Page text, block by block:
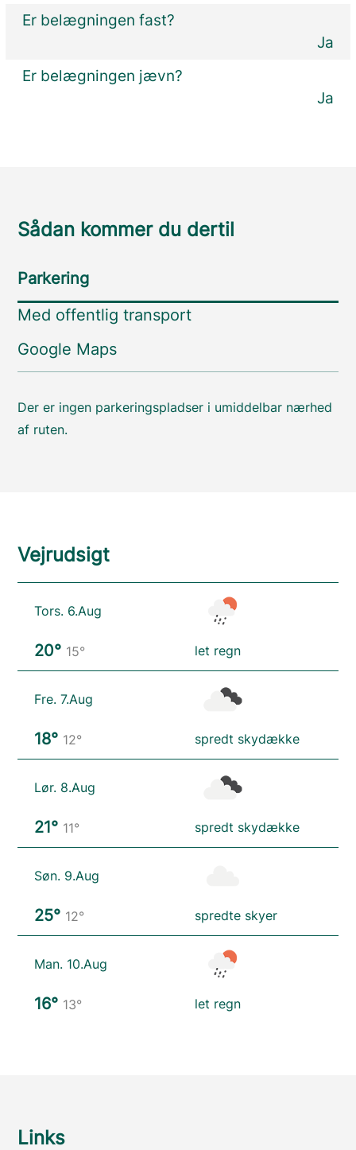
Er belægningen fast?
Ja
Er belægningen jævn?
Ja
Sådan kommer du dertil
Parkering
Med offentlig transport
Google Maps
Der er ingen parkeringspladser i umiddelbar nærhed
af ruten.
Vejrudsigt
Tors. 6.Aug
20° 15° let regn
Fre. 7.Aug
18° 12° spredt skydække
Lør. 8.Aug
21° 11° spredt skydække
Søn. 9.Aug
25° 12° spredte skyer
Man. 10.Aug
16° 13° let regn
Links